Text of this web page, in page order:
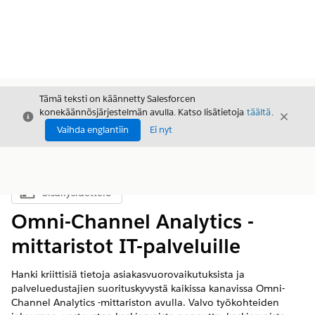
Sulje
Tämä teksti on käännetty Salesforcen
konekäännösjärjestelmän avulla. Katso lisätietoja täältä.
Vaihda englantiin
Ei nyt
Sulje
Näytä sisällysluettelo
Sisällysluettelo
Omni-Channel Analytics -
mittaristot IT-palveluille
Hanki kriittisiä tietoja asiakasvuorovaikutuksista ja
palveluedustajien suorituskyvystä kaikissa kanavissa Omni-
Channel Analytics -mittariston avulla. Valvo työkohteiden